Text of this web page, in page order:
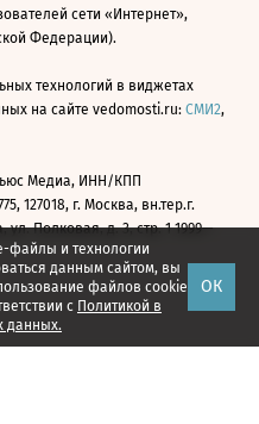
файлы и технологии
данным сайтом, вы
файлов cookie
с Политикой в
данных.
ОК
сети «Интернет»,
Федерации).
технологий в виджетах
на сайте vedomosti.ru: СМИ2,
Медиа, ИНН/КПП
127018, г. Москва, вн.тер.г.
Полковая, д. 3, стр. 1 1999—